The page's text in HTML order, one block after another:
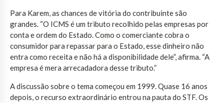
Para Karem, as chances de vitória do contribuinte são
grandes. “O ICMS é um tributo recolhido pelas empresas por
conta e ordem do Estado. Como o comerciante cobra o
consumidor para repassar para o Estado, esse dinheiro não
entra como receita e não há a disponibilidade dele”, afirma. “A
empresa é mera arrecadadora desse tributo.”
A discussão sobre o tema começou em 1999. Quase 16 anos
depois, o recurso extraordinário entrou na pauta do STF. Os